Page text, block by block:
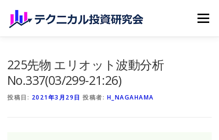
メニュー
225先物 エリオット波動分析
No.337(03/299-21:26)
投稿日: 2021年3月29日 投稿者: H_NAGAHAMA